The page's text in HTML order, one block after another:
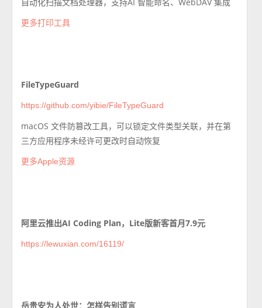
更多打印工具
FileTypeGuard
https://github.com/yibie/FileTypeGuard
macOS 文件防篡改工具，可以锁定文件类型关联，并在第
三方应用程序未经许可更改时自动恢复
更多Apple资源
阿里云推出AI Coding Plan，Lite版新客首月7.9元
https://lewuxian.com/16119/
岳贵安为人处世：怎样告别谎言